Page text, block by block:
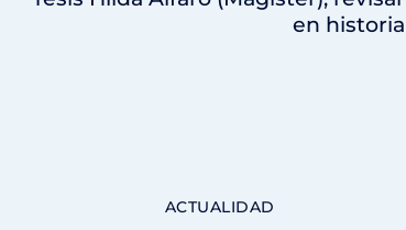
en historia
ACTUALIDAD